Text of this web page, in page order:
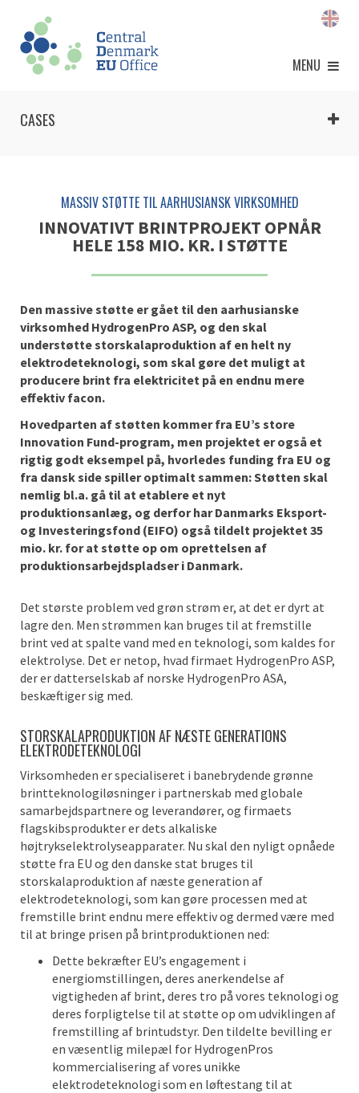
MENU
CASES
MASSIV STØTTE TIL AARHUSIANSK VIRKSOMHED
INNOVATIVT BRINTPROJEKT OPNÅR
HELE 158 MIO. KR. I STØTTE
Den massive støtte er gået til den aarhusianske
virksomhed HydrogenPro ASP, og den skal
understøtte storskalaproduktion af en helt ny
elektrodeteknologi, som skal gøre det muligt at
producere brint fra elektricitet på en endnu mere
effektiv facon.
Hovedparten af støtten kommer fra EU’s store
Innovation Fund-program, men projektet er også et
rigtig godt eksempel på, hvorledes funding fra EU og
fra dansk side spiller optimalt sammen: Støtten skal
nemlig bl.a. gå til at etablere et nyt
produktionsanlæg, og derfor har Danmarks Eksport-
og Investeringsfond (EIFO) også tildelt projektet 35
mio. kr. for at støtte op om oprettelsen af
produktionsarbejdspladser i Danmark.
Det største problem ved grøn strøm er, at det er dyrt at
lagre den. Men strømmen kan bruges til at fremstille
brint ved at spalte vand med en teknologi, som kaldes for
elektrolyse. Det er netop, hvad firmaet HydrogenPro ASP,
der er datterselskab af norske HydrogenPro ASA,
beskæftiger sig med.
STORSKALAPRODUKTION AF NÆSTE GENERATIONS
ELEKTRODETEKNOLOGI
Virksomheden er specialiseret i banebrydende grønne
brintteknologiløsninger i partnerskab med globale
samarbejdspartnere og leverandører, og firmaets
flagskibsprodukter er dets alkaliske
højtrykselektrolyseapparater. Nu skal den nyligt opnåede
støtte fra EU og den danske stat bruges til
storskalaproduktion af næste generation af
elektrodeteknologi, som kan gøre processen med at
fremstille brint endnu mere effektiv og dermed være med
til at bringe prisen på brintproduktionen ned:
Dette bekræfter EU’s engagement i
energiomstillingen, deres anerkendelse af
vigtigheden af ​​brint, deres tro på vores teknologi og
deres forpligtelse til at støtte op om udviklingen af ​​
fremstilling af brintudstyr. Den tildelte bevilling er
en væsentlig milepæl for HydrogenPros
kommercialisering af vores unikke
elektrodeteknologi som en løftestang til at